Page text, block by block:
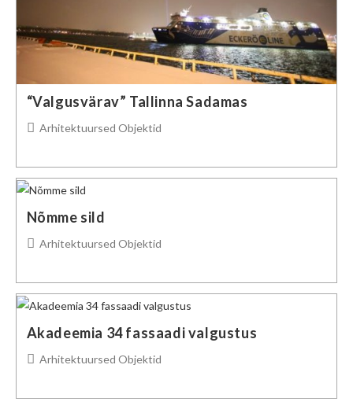
“Valgusvärav” Tallinna Sadamas
PostArhitektuursed Objektid
Nõmme sild
PostArhitektuursed Objektid
Akadeemia 34 fassaadi valgustus
PostArhitektuursed Objektid